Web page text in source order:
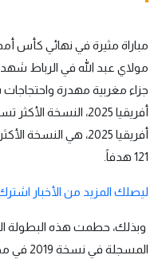
مباراة مثيرة في نهائي كأس
مولاي عبد الله في الرباط
جزاء مغربية مهدرة
أفريقيا 2025،
أفريقيا 2025، هي
121 هدفاً.
ليصلك المزيد من الأخبار اشترك
المسجلة في نسخة 2019 في مصر.